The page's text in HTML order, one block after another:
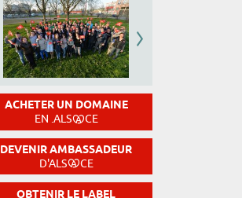
ACHETER UN DOMAINE
EN .ALS CE
DEVENIR AMBASSADEUR
D'ALS CE